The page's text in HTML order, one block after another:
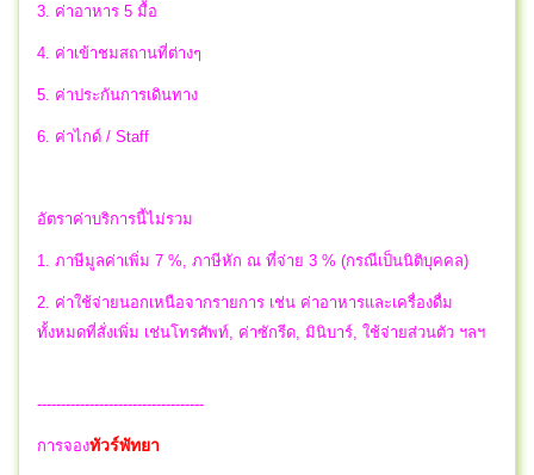
3. ค่าอาหาร 5 มื้อ
4. ค่าเข้าชมสถานที่ต่างๆ
5. ค่าประกันการเดินทาง
6. ค่าไกด์ / Staff
อัตราค่าบริการนี้ไม่รวม
1. ภาษีมูลค่าเพิ่ม 7 %, ภาษีหัก ณ ที่จ่าย 3 % (กรณีเป็นนิติบุคคล)
2. ค่าใช้จ่ายนอกเหนือจากรายการ เช่น ค่าอาหารและเครื่องดื่ม
ทั้งหมดที่สั่งเพิ่ม เช่นโทรศัพท์, ค่าซักรีด, มินิบาร์, ใช้จ่ายส่วนตัว ฯลฯ
-----------------------------------
การจองทัวร์พัทยา